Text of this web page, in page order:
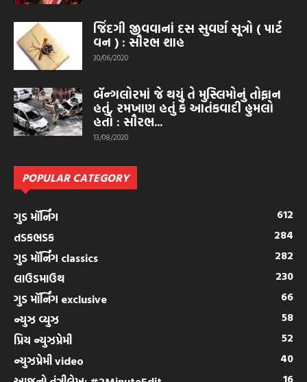
જિંદગી જીવવાનાં દસ સુવર્ણ સૂત્રો ( પાર્ટ
વન ) : સૌરભ શાહ
30/06/2020
બૅન્ગલોરમાં જે થયું તે મુસ્લિમોનું તોફાન
હતું, રમખાણ હતું કે આતંકવાદી હુમલો
હતો : સૌરભ...
13/08/2020
POPULAR CATEGORY
ગુડ મૉર્નિંગ
612
તડકભડક
284
ગુડ મૉર્નિંગ classics
282
લાઉડમાઉથ
230
ગુડ મૉર્નિંગ exclusive
66
ન્યુઝ વ્યુઝ
58
પ્રિય ન્યુઝપ્રેમી
52
ન્યુઝપ્રેમી video
40
16